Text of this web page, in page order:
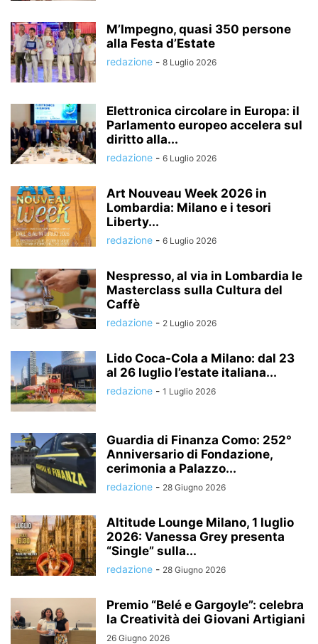
M’Impegno, quasi 350 persone
alla Festa d’Estate
redazione - 8 Luglio 2026
Elettronica circolare in Europa: il
Parlamento europeo accelera sul
diritto alla...
redazione - 6 Luglio 2026
Art Nouveau Week 2026 in
Lombardia: Milano e i tesori
Liberty...
redazione - 6 Luglio 2026
Nespresso, al via in Lombardia le
Masterclass sulla Cultura del
Caffè
redazione - 2 Luglio 2026
Lido Coca-Cola a Milano: dal 23
al 26 luglio l’estate italiana...
redazione - 1 Luglio 2026
Guardia di Finanza Como: 252°
Anniversario di Fondazione,
cerimonia a Palazzo...
redazione - 28 Giugno 2026
Altitude Lounge Milano, 1 luglio
2026: Vanessa Grey presenta
“Single” sulla...
redazione - 28 Giugno 2026
Premio “Belé e Gargoyle”: celebra
la Creatività dei Giovani Artigiani
26 Giugno 2026